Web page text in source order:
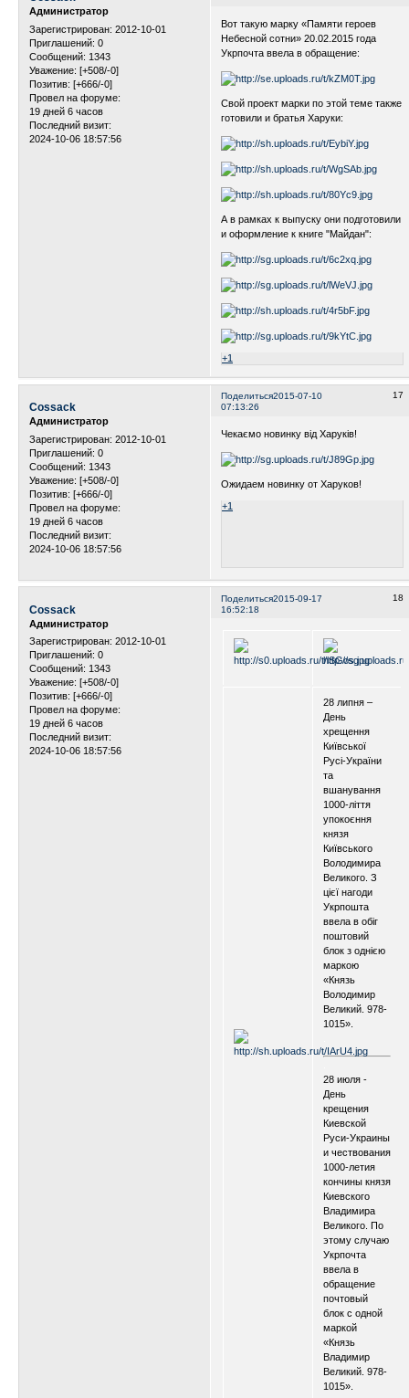
Администратор
Зарегистрирован: 2012-10-01
Приглашений: 0
Сообщений: 1343
Уважение: [+508/-0]
Позитив: [+666/-0]
Провел на форуме:
19 дней 6 часов
Последний визит:
2024-10-06 18:57:56
Вот такую марку «Памяти героев
Небесной сотни» 20.02.2015 года
Укрпочта ввела в обращение:
Свой проект марки по этой теме также
готовили и братья Харуки:
А в рамках к выпуску они подготовили
и оформление к книге "Майдан":
+1
Поделиться 17
2015-07-10
07:13:26
Cossack
Администратор
Зарегистрирован: 2012-10-01
Приглашений: 0
Сообщений: 1343
Уважение: [+508/-0]
Позитив: [+666/-0]
Провел на форуме:
19 дней 6 часов
Последний визит:
2024-10-06 18:57:56
Чекаємо новинку від Харуків!
Ожидаем новинку от Харуков!
+1
Поделиться 18
2015-09-17
16:52:18
Cossack
Администратор
Зарегистрирован: 2012-10-01
Приглашений: 0
Сообщений: 1343
Уважение: [+508/-0]
Позитив: [+666/-0]
Провел на форуме:
19 дней 6 часов
Последний визит:
2024-10-06 18:57:56
28 липня –
День
хрещення
Київської
Русі-України
та
вшанування
1000-ліття
упокоєння
князя
Київського
Володимира
Великого. З
цієї нагоди
Укрпошта
ввела в обіг
поштовий
блок з однією
маркою
«Князь
Володимир
Великий. 978-
1015».
28 июля -
День
крещения
Киевской
Руси-Украины
и чествования
1000-летия
кончины князя
Киевского
Владимира
Великого. По
этому случаю
Укрпочта
ввела в
обращение
почтовый
блок с одной
маркой
«Князь
Владимир
Великий. 978-
1015».